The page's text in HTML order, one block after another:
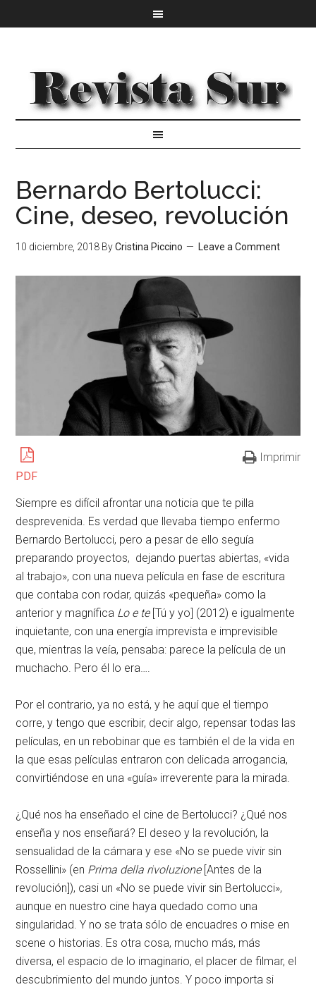
Bernardo Bertolucci:
Cine, deseo, revolución
10 diciembre, 2018 ByCristina Piccino Leave a Comment
PDF
Imprimir
Siempre es difícil afrontar una noticia que te pilla
desprevenida. Es verdad que llevaba tiempo enfermo
Bernardo Bertolucci, pero a pesar de ello seguía
preparando proyectos, dejando puertas abiertas, «vida
al trabajo», con una nueva película en fase de escritura
que contaba con rodar, quizás «pequeña» como la
anterior y magnífica Lo e te[Tú y yo] (2012) e igualmente
inquietante, con una energía imprevista e imprevisible
que, mientras la veía, pensaba: parece la película de un
muchacho. Pero él lo era….
Por el contrario, ya no está, y he aquí que el tiempo
corre, y tengo que escribir, decir algo, repensar todas las
películas, en un rebobinar que es también el de la vida en
la que esas películas entraron con delicada arrogancia,
convirtiéndose en una «guía» irreverente para la mirada.
¿Qué nos ha enseñado el cine de Bertolucci? ¿Qué nos
enseña y nos enseñará? El deseo y la revolución, la
sensualidad de la cámara y ese «No se puede vivir sin
Rossellini» (en Prima della rivoluzione[Antes de la
revolución]), casi un «No se puede vivir sin Bertolucci»,
aunque en nuestro cine haya quedado como una
singularidad. Y no se trata sólo de encuadres o mise en
scene o historias. Es otra cosa, mucho más, más
diversa, el espacio de lo imaginario, el placer de filmar, el
descubrimiento del mundo juntos. Y poco importa si